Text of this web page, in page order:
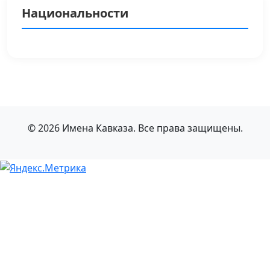
Национальности
© 2026 Имена Кавказа. Все права защищены.